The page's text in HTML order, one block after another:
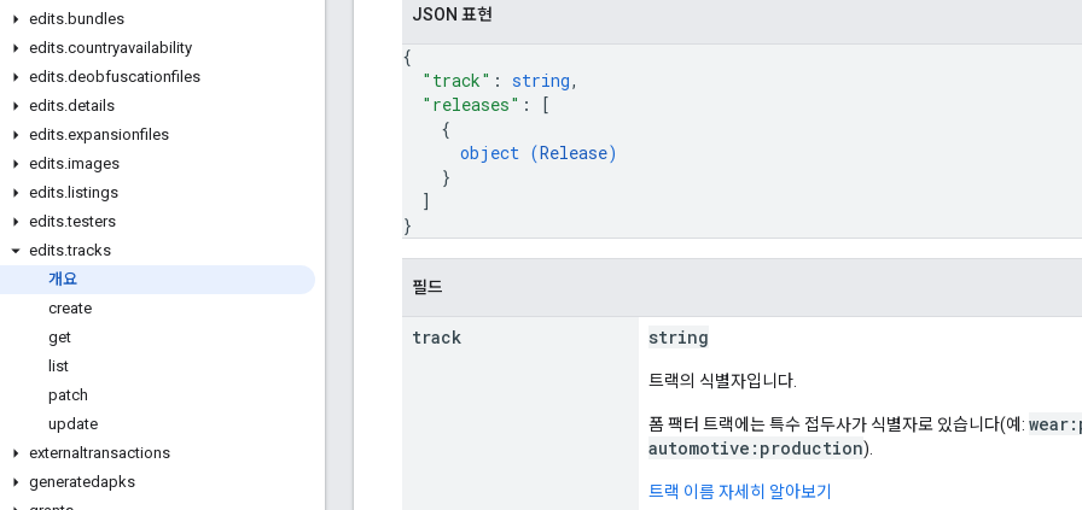
edits.bundles
edits.countryavailability
edits.deobfuscationfiles
edits.details
edits.expansionfiles
edits.images
edits. listings
edits.testers
edits.tracks
개요
create
get
list
patch
update
externaltransactions
generatedapks
JSON 표현
{
"track" : string,
"releases" :
[
{
object (Release)
}
]
}
필드
track string
트랙의 식별자입니다.
폼 팩터 트랙에는 특수 접두사가 식별자로 있습니다(예:
automotive:production).
트랙 이름 자세히 알아보기